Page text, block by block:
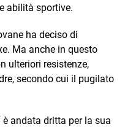
abilità sportive.
ha deciso di
Ma anche in questo
ulteriori resistenze,
secondo cui il pugilato
è andata dritta per la sua